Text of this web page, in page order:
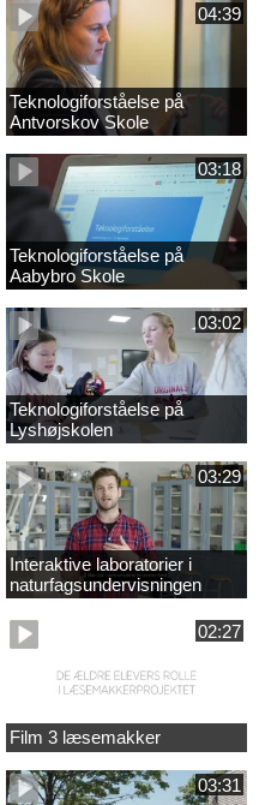
04:39
Teknologiforståelse på
Antvorskov Skole
03:18
Teknologiforståelse på
Aabybro Skole
03:02
Teknologiforståelse på
Lyshøjskolen
03:29
Interaktive laboratorier i
naturfagsundervisningen
02:27
Film 3 læsemakker
03:31